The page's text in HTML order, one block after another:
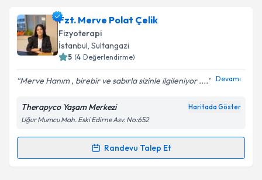
Fzt. Gurbet Kargıniçin randevu takvimi talebi
oluşturun. Size bu uzmandan randevu almanız için bir
takvim hazırlandığında e-posta ile bilgilendireceğiz.
Kişisel verilerimin işlenmesine ilişkin
Metni'ni okudum ve kişisel verilerimin belirtilen
kapsamda işlenmesini kabul ediyorum.
Fzt. Merve Polat Çelik
Fizyoterapi
İstanbul, Sultangazi
5 (4 Değerlendirme)
Merve Hanım , birebir ve sabırla sizinle ilgileniyor .... Devamı
Therapyco Yaşam Merkezi Haritada Göster
Uğur Mumcu Mah. Eski Edirne Asv. No:652
Randevu Talep Et
Randevu Takvimi Talebi